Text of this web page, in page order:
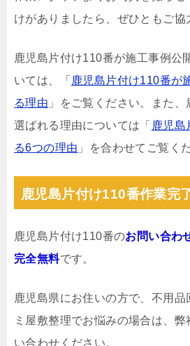
けがありましたら、ぜひともご協
鹿児島片付け110番が施工事例公
いては、「 鹿児島片付け110番が
る理由 」をご覧ください。また
選ばれる理由については「 鹿児島
る6つの理由 」を合わせてご覧く
鹿児島片付け110番作業完
鹿児島片付け110番のお問い合わ
完全無料です。
鹿児島県にお住いの方で、不用
ミ屋敷整理でお悩みの場合は、弊
い合わせください。